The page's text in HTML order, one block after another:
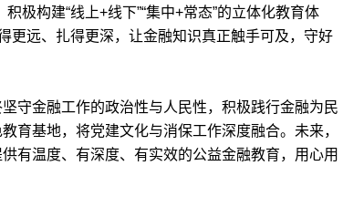
极构建“线上+线下”“集中+常态”的立体化教育体
更远、扎得更深，让金融知识真正触手可及，守好
金融工作的政治性与人民性，积极践行金融为民
育基地，将党建文化与消保工作深度融合。未来，
有温度、有深度、有实效的公益金融教育，用心用